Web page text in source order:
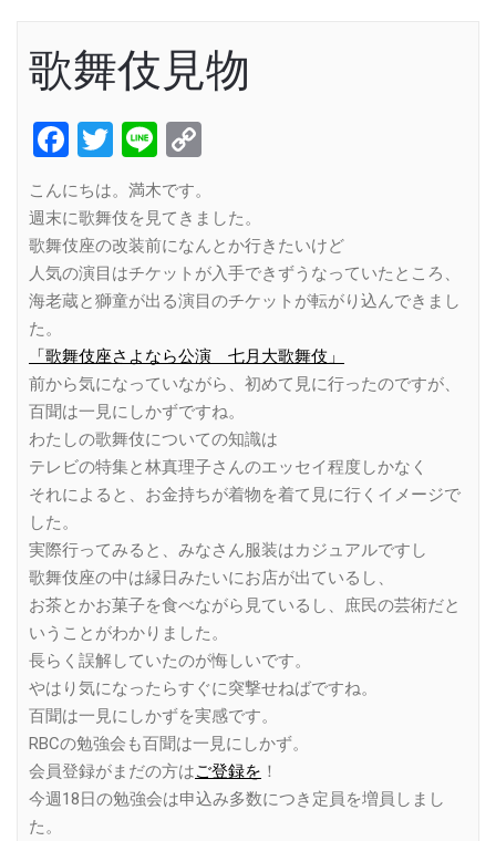
歌舞伎見物
Facebook
Twitter
Line
こんにちは。満木です。
週末に歌舞伎を見てきました。
歌舞伎座の改装前になんとか行きたいけど
人気の演目はチケットが入手できずうなっていたところ、
海老蔵と獅童が出る演目のチケットが転がり込んできまし
た。
「歌舞伎座さよなら公演 七月大歌舞伎」
前から気になっていながら、初めて見に行ったのですが、
百聞は一見にしかずですね。
わたしの歌舞伎についての知識は
テレビの特集と林真理子さんのエッセイ程度しかなく
それによると、お金持ちが着物を着て見に行くイメージで
した。
実際行ってみると、みなさん服装はカジュアルですし
歌舞伎座の中は縁日みたいにお店が出ているし、
お茶とかお菓子を食べながら見ているし、庶民の芸術だと
いうことがわかりました。
長らく誤解していたのが悔しいです。
やはり気になったらすぐに突撃せねばですね。
百聞は一見にしかずを実感です。
RBCの勉強会も百聞は一見にしかず。
会員登録がまだの方はご登録を ！
今週18日の勉強会は申込み多数につき定員を増員しまし
た。